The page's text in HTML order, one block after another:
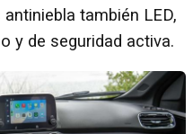
también LED,
y de seguridad activa.